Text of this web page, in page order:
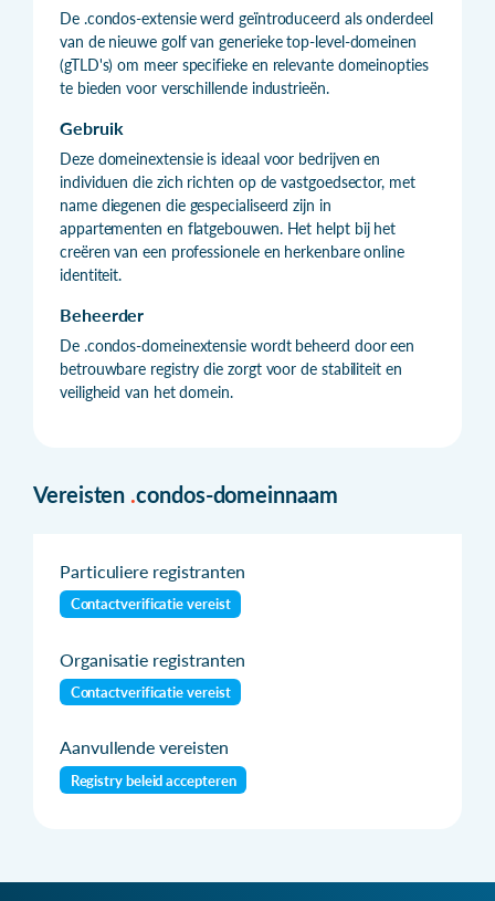
De .condos-extensie werd geïntroduceerd als onderdeel
van de nieuwe golf van generieke top-level-domeinen
(gTLD's) om meer specifieke en relevante domeinopties
te bieden voor verschillende industrieën.
Gebruik
Deze domeinextensie is ideaal voor bedrijven en
individuen die zich richten op de vastgoedsector, met
name diegenen die gespecialiseerd zijn in
appartementen en flatgebouwen. Het helpt bij het
creëren van een professionele en herkenbare online
identiteit.
Beheerder
De .condos-domeinextensie wordt beheerd door een
betrouwbare registry die zorgt voor de stabiliteit en
veiligheid van het domein.
Vereisten .condos-domeinnaam
Particuliere registranten
Contactverificatie vereist
Organisatie registranten
Contactverificatie vereist
Aanvullende vereisten
Registry beleid accepteren